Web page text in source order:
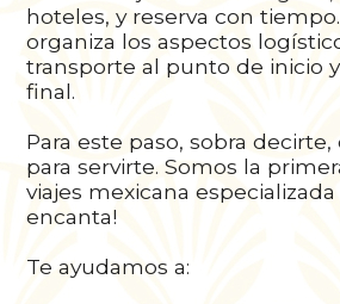
hoteles, y reserva con
organiza los aspectos
transporte al punto de inicio
final.
Para este paso, sobra
para servirte. Somos la
viajes mexicana especializada
encanta!
Te ayudamos a: